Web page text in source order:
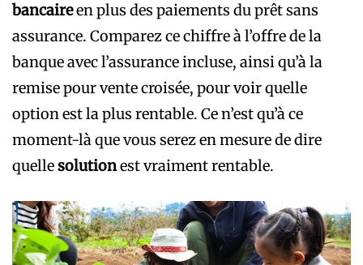
bancaireen plus des paiements du prêt sans
assurance. Comparez ce chiffre à l’offre de la
banque avec l’assurance incluse, ainsi qu’à la
remise pour vente croisée, pour voir quelle
option est la plus rentable. Ce n’est qu’à ce
moment-là que vous serez en mesure de dire
quellesolutionest vraiment rentable.